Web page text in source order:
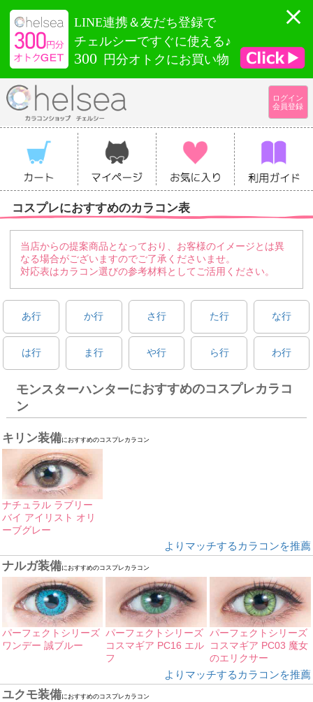
LINE連携＆友だち登録で
チェルシーですぐに使える♪
300 円分オトクにお買い物
ログイン
会員登録
コスプレにおすすめのカラコン表
当店からの提案商品となっており、お客様のイメージとは異
なる場合がございますのでご了承くださいませ。
対応表はカラコン選びの参考材料としてご活用ください。
あ行 か行 さ行 た行 な行
は行 ま行 や行 ら行 わ行
モンスターハンターにおすすめのコスプレカラコ
ン
キリン装備におすすめのコスプレカラコン
ナチュラル ラブリー
バイ アイリスト オリ
ーブグレー
よりマッチするカラコンを推薦
ナルガ装備におすすめのコスプレカラコン
パーフェクトシリーズ
ワンデー 誠ブルー
パーフェクトシリーズ
コスマギア PC16 エル
フ
パーフェクトシリーズ
コスマギア PC03 魔女
のエリクサー
よりマッチするカラコンを推薦
ユクモ装備におすすめのコスプレカラコン